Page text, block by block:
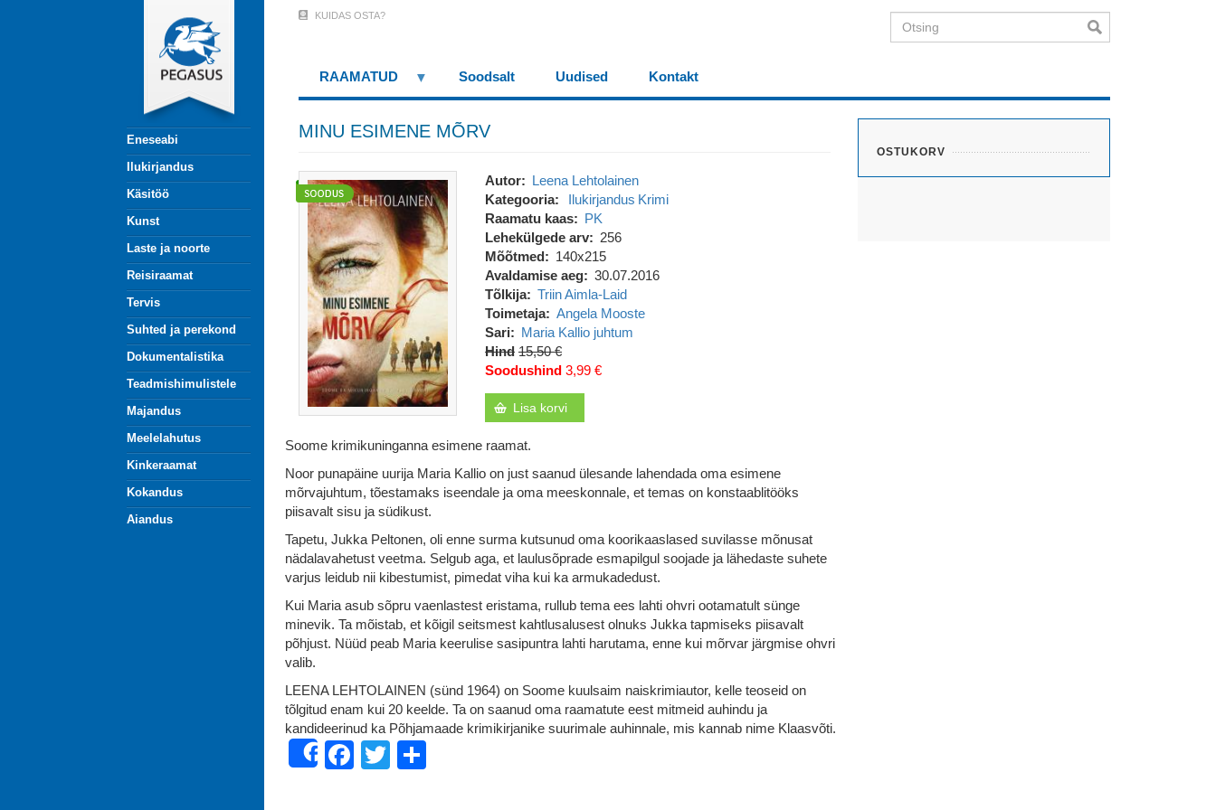
Eneseabi
Ilukirjandus
Käsitöö
Kunst
Laste ja noorte
Reisiraamat
Tervis
Suhted ja perekond
Dokumentalistika
Teadmishimulistele
Majandus
Meelelahutus
Kinkeraamat
Kokandus
Aiandus
Menu
(logged
KUIDAS OSTA? Otsing
RAAMATUD Soodsalt Uudised Kontakt
OSTUKORV
MINU ESIMENE MÕRV
Autor
Leena Lehtolainen
Kategooria
Ilukirjandus Krimi
Raamatu kaas
PK
Lehekülgede arv
256
Mõõtmed
140x215
Avaldamise aeg
30.07.2016
Tõlkija
Triin Aimla-Laid
Toimetaja
Angela Mooste
Sari
Maria Kallio juhtum
Hind 15,50 €
Soodushind 3,99 €
Lisa korvi
Soome krimikuninganna esimene raamat.
Noor punapäine uurija Maria Kallio on just saanud ülesande lahendada oma esimene
mõrvajuhtum, tõestamaks iseendale ja oma meeskonnale, et temas on konstaablitööks
piisavalt sisu ja südikust.
Tapetu, Jukka Peltonen, oli enne surma kutsunud oma koorikaaslased suvilasse mõnusat
nädalavahetust veetma. Selgub aga, et laulusõprade esmapilgul soojade ja lähedaste suhete
varjus leidub nii kibestumist, pimedat viha kui ka armukadedust.
Kui Maria asub sõpru vaenlastest eristama, rullub tema ees lahti ohvri ootamatult sünge
minevik. Ta mõistab, et kõigil seitsmest kahtlusalusest olnuks Jukka tapmiseks piisavalt
põhjust. Nüüd peab Maria keerulise sasipuntra lahti harutama, enne kui mõrvar järgmise ohvri
valib.
LEENA LEHTOLAINEN (sünd 1964) on Soome kuulsaim naiskrimiautor, kelle teoseid on
tõlgitud enam kui 20 keelde. Ta on saanud oma raamatute eest mitmeid auhindu ja
kandideerinud ka Põhjamaade krimikirjanike suurimale auhinnale, mis kannab nime Klaasvõti.
ShareFacebook
Twitter